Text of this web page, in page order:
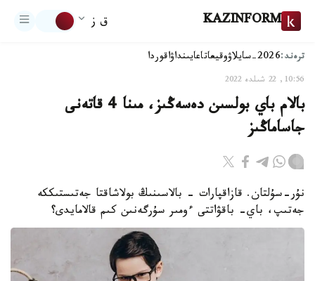
KAZINFORM ق ز
ترەند:2026-سايلاۋ وقيعاتاعايىنداۋاقوردا
10:56, 22 شىلدە 2022
بالام باي بولسىن دەسەڭىز، مىنا 4 قاتەنى
جاساماڭىز
نۇر-سۇلتان. قازاقپارات – بالاسىنىڭ بولاشاقتا جەتىستىككە
جەتىپ، باي- باقۋاتتى ءومىر سۇرگەنىن كىم قالامايدى؟